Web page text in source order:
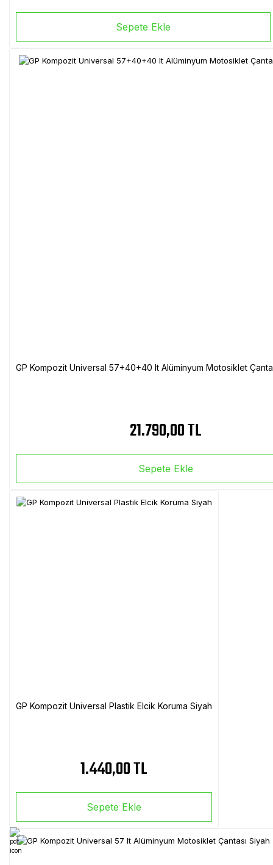
Sepete Ekle
GP Kompozit Universal 57+40+40 lt Alüminyum Motosiklet
21.790,00 TL
Sepete Ekle
GP Kompozit Universal Plastik Elcik Koruma Siyah
1.440,00 TL
Sepete Ekle